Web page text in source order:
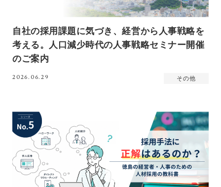
自社の採用課題に気づき、経営から人事戦略を
考える。人口減少時代の人事戦略セミナー開催
のご案内
2026.06.29 その他